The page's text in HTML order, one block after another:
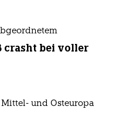
crasht bei voller
und Osteuropa